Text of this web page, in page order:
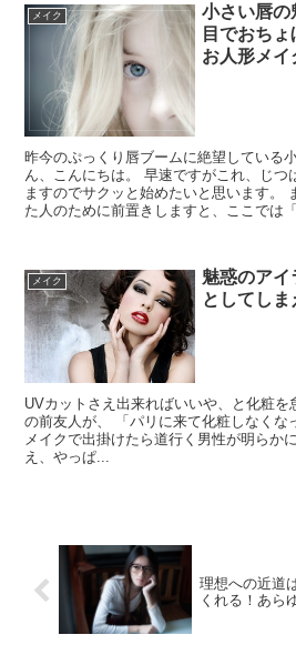
メイク
小さい唇
目でおち
お人形メイ
昨今のぷっくり唇ブームに絶望している
ん、こんにちは。 早速ですがこれ、じつ
ますのでサクッと始めたいと思います。
た人のために前置きしますと、ここでは
メイク
魅惑のア
としてしま
UVカットさえ出来ればいいや、と化粧を
の前友人が、 「パリに来て化粧しなくな
メイクで出掛けたら道行く男性が明らか
え、やっぱ...
理想への近道
くれる！あら